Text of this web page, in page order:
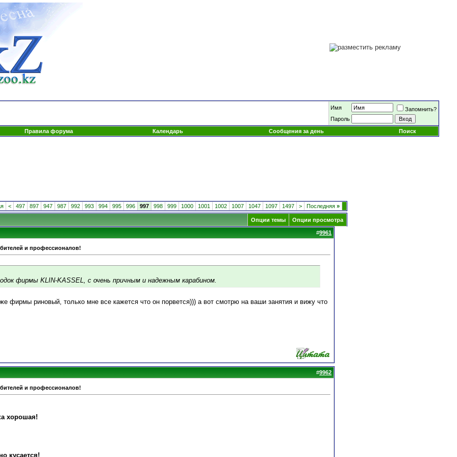
Имя
Запомнить?
Пароль
Правила форума
Календарь Сообщения за день Поиск
< 497 897 947 987 992 993 994 995 996 997 998 999 1000 1001 1002 1007 1047 1097 1497 > Последняя »
Опции темы Опции просмотра
#9961
и профессионалов!
фирмы KLIN-KASSEL, с очень причным и надежным карабином.
фирмы риновый, только мне все кажется что он порвется))) а вот смотрю на ваши занятия и вижу что
#9962
и профессионалов!
хорошая!
кусается!